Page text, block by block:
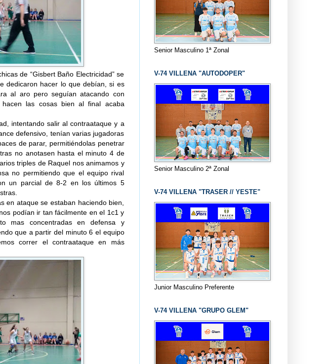
de “Gisbert Baño Electricidad” se
dedicaron hacer lo que debían, si es
al aro pero seguían atacando con
las cosas bien al final acaba
intentando salir al contraataque y a
defensivo, tenían varias jugadoras
de parar, permitiéndolas penetrar
no anotasen hasta el minuto 4 de
triples de Raquel nos animamos y
no permitiendo que el equipo rival
un parcial de 8-2 en los últimos 5
en ataque se estaban haciendo bien,
podían ir tan fácilmente en el 1c1 y
mas concentradas en defensa y
que a partir del minuto 6 el equipo
correr el contraataque en más
Senior Masculino 1ª Zonal
V-74 VILLENA "AUTODOPER"
Senior Masculino 2ª Zonal
V-74 VILLENA "TRASER // YESTE"
Junior Masculino Preferente
V-74 VILLENA "GRUPO GLEM"